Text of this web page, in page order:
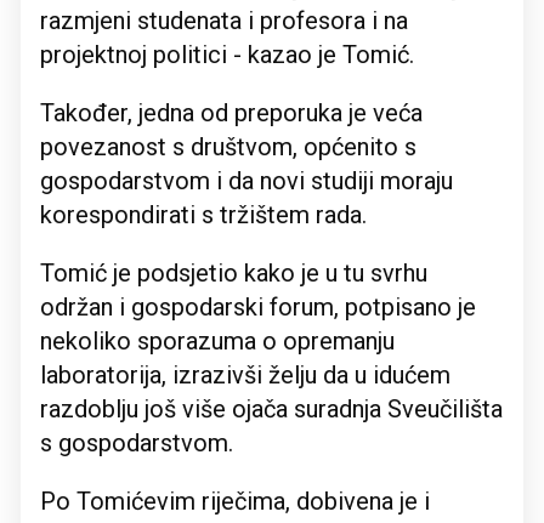
razmjeni studenata i profesora i na
projektnoj politici - kazao je Tomić.
Također, jedna od preporuka je veća
povezanost s društvom, općenito s
gospodarstvom i da novi studiji moraju
korespondirati s tržištem rada.
Tomić je podsjetio kako je u tu svrhu
održan i gospodarski forum, potpisano je
nekoliko sporazuma o opremanju
laboratorija, izrazivši želju da u idućem
razdoblju još više ojača suradnja Sveučilišta
s gospodarstvom.
Po Tomićevim riječima, dobivena je i